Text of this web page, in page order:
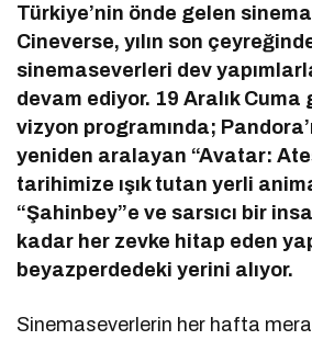
Türkiye’nin önde gelen
Cineverse, yılın son
sinemaseverleri dev
devam ediyor. 19 Aralık Cuma
vizyon programında;
yeniden aralayan “Avatar:
tarihimize ışık tutan yerli
“Şahinbey”e ve sarsıcı bir
kadar her zevke hitap eden
beyazperdedeki yerini alıyor.
Sinemaseverlerin her hafta